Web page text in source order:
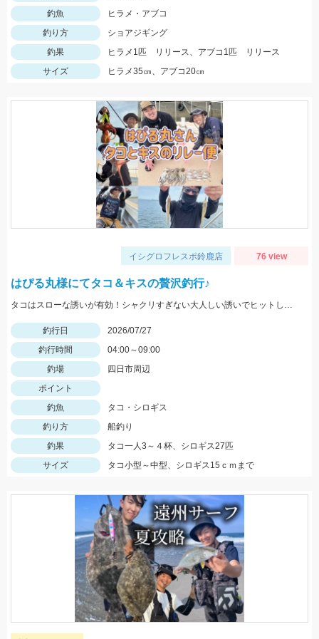
釣魚
ヒラメ・アブコ
釣り方
ショアジギング
釣果
ヒラメ1匹 リリース、アブコ1匹 リリース
サイズ
ヒラメ35㎝、アブコ20㎝
イシグロフレスポ鈴鹿店 76 view
はぴる丸様にてタコ＆キスの贅沢釣行♪
タコはスローな誘いが有効！シャクリすぎない大人しい誘いでヒットしました。
釣行日
2026/07/27
釣行時間
04:00～09:00
釣場
四日市周辺
ポイント
釣魚
タコ・シロギス
釣り方
船釣り
釣果
タコ一人3～４杯、シロギス27匹
サイズ
タコ小型～中型、シロギス15ｃｍまで